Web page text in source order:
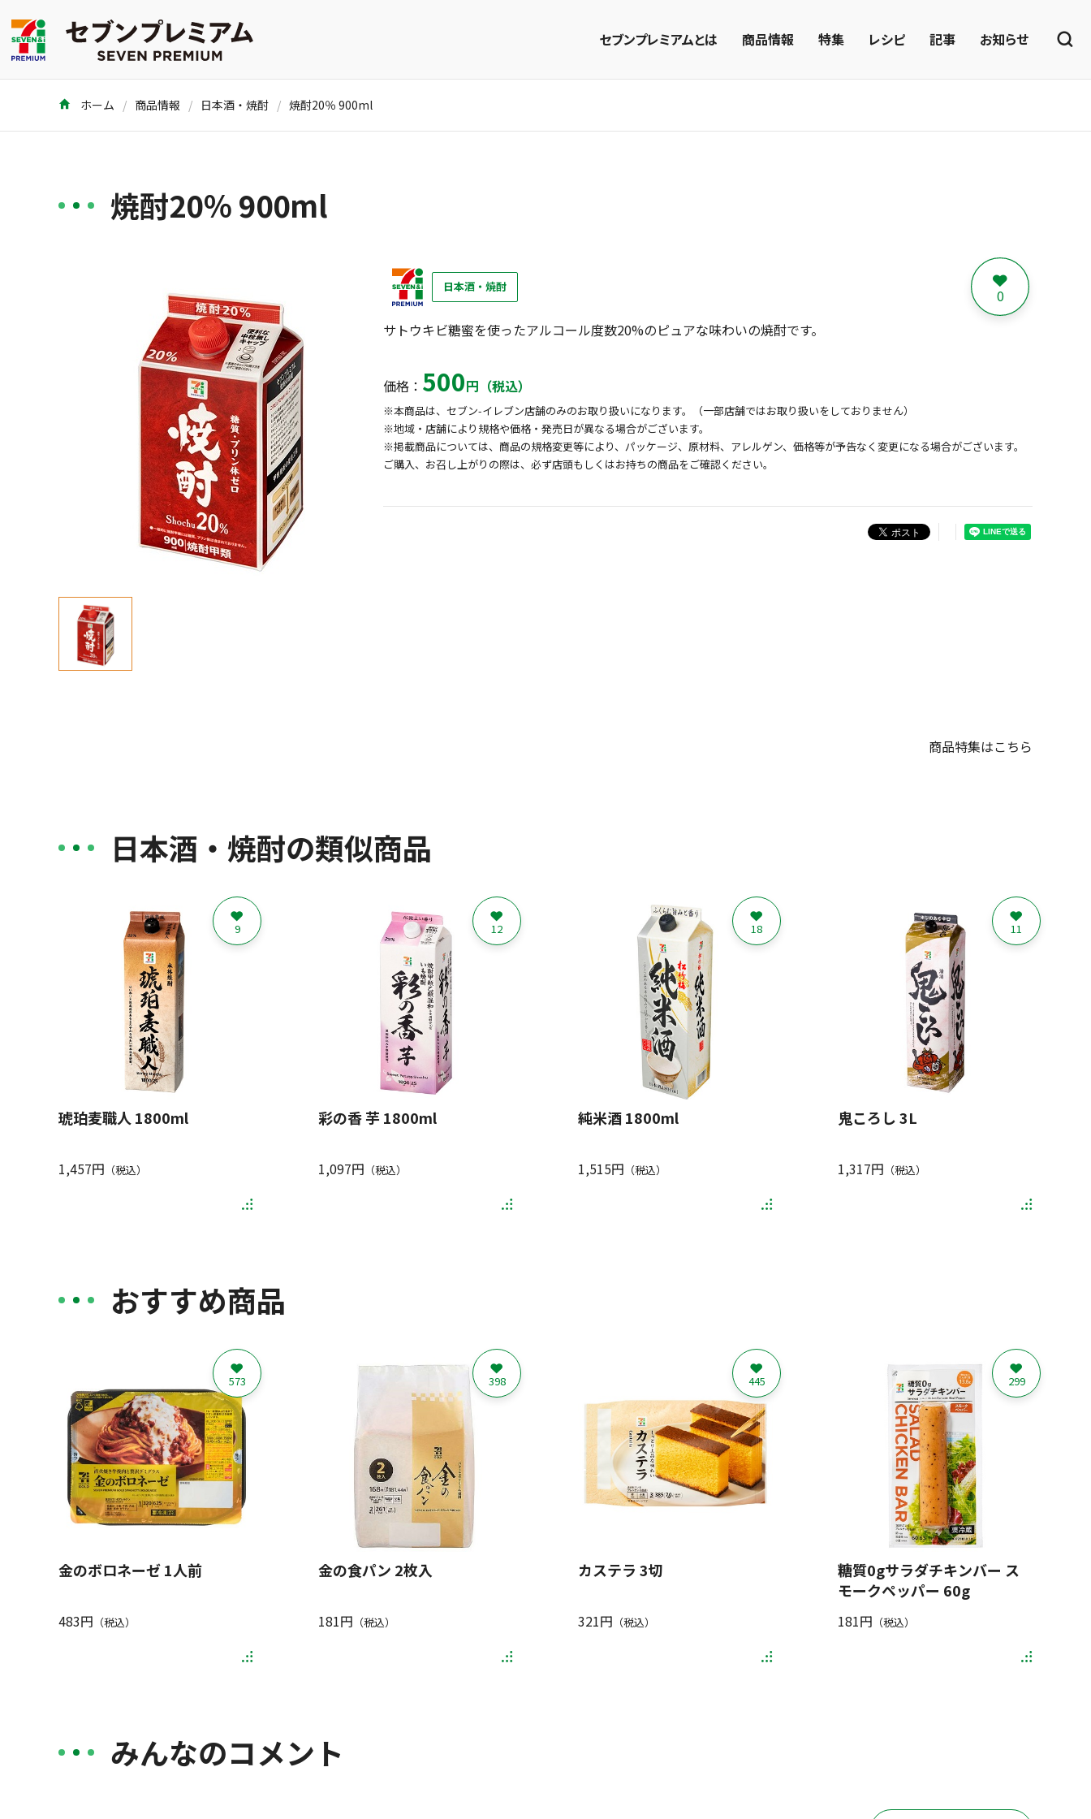
セブンプレミアムとは 商品情報 特集 レシピ 記事 お知らせ
ホーム 商品情報 日本酒・焼酎 焼酎20％ 900ml
焼酎20％ 900ml
日本酒・焼酎 0
サトウキビ糖蜜を使ったアルコール度数20%のピュアな味わいの焼酎です。
価格： 500円（税込）
※本商品は、セブン-イレブン店舗のみのお取り扱いになります。（一部店舗ではお取り扱いをしておりません）
※地域・店舗により規格や価格・発売日が異なる場合がございます。
※掲載商品については、商品の規格変更等により、パッケージ、原材料、アレルゲン、価格等が予告なく変更になる場合がございます。
ご購入、お召し上がりの際は、必ず店頭もしくはお持ちの商品をご確認ください。
商品特集はこちら
日本酒・焼酎の類似商品
琥珀麦職人 1800ml
1,457円 （税込）
9
彩の香 芋 1800ml
1,097円 （税込）
12
純米酒 1800ml
1,515円 （税込）
18
鬼ころし 3L
1,317円 （税込）
11
おすすめ商品
金のボロネーゼ 1人前
483円 （税込）
573
金の食パン 2枚入
181円 （税込）
398
カステラ 3切
321円 （税込）
445
糖質0gサラダチキンバー ス
モークペッパー 60g
181円 （税込）
299
みんなのコメント